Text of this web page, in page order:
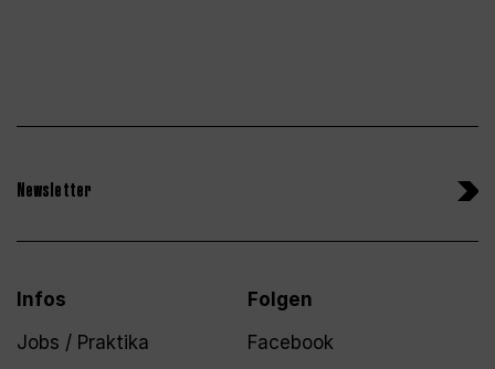
Newsletter
Infos
Jobs / Praktika
Folgen
Facebook